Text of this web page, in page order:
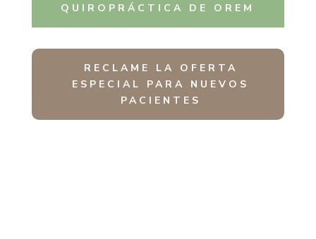
QUIROPRÁCTICA DE OREM
RECLAME LA OFERTA
ESPECIAL PARA NUEVOS
PACIENTES